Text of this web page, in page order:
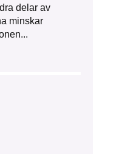
delar av
minskar